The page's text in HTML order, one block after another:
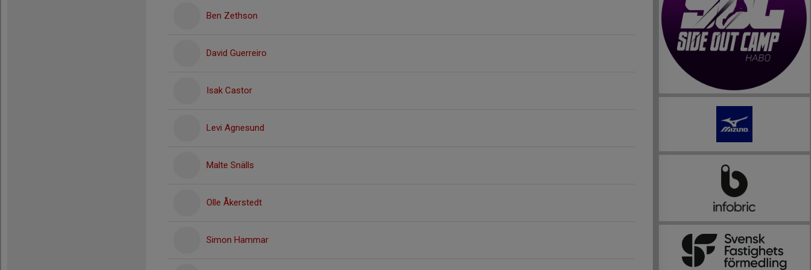
Ben Zethson
David Guerreiro
Isak Castor
Levi Agnesund
Malte Snälls
Olle Åkerstedt
Simon Hammar